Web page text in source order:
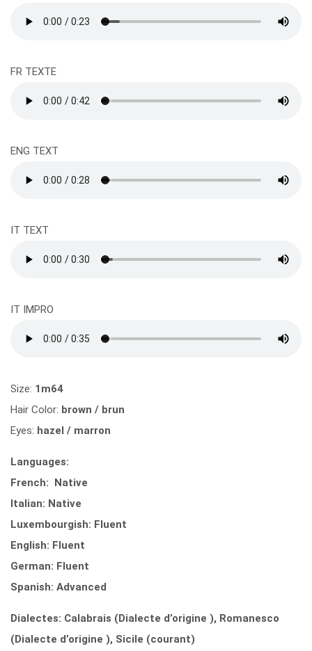
FR TEXTE
ENG TEXT
IT TEXT
IT IMPRO
Size: 1m64
Hair Color: brown / brun
Eyes: hazel / marron
Languages:
French: Native
Italian: Native
Luxembourgish: Fluent
English: Fluent
German: Fluent
Spanish: Advanced
Dialectes: Calabrais (Dialecte d’origine ), Romanesco
(Dialecte d’origine ), Sicile (courant)